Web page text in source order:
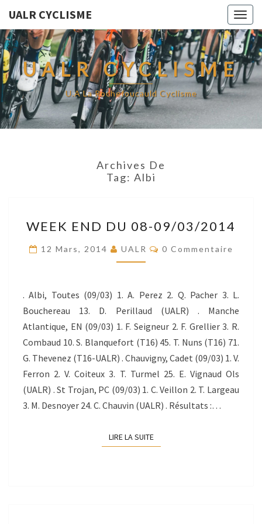
UALR CYCLISME
UALR CYCLISME
U.A La Rochefoucauld Cyclisme
Archives De
Tag: Albi
END
DU
08-
WEEK END DU 08-09/03/2014
12 Mars, 2014 UALR Commentaires
0 Commentaire
. Albi, Toutes (09/03) 1. A. Perez 2. Q. Pacher 3. L.
Bouchereau 13. D. Perillaud (UALR) . Manche
Atlantique, EN (09/03) 1. F. Seigneur 2. F. Grellier 3. R.
Combaud 10. S. Blanquefort (T16) 45. T. Nuns (T16) 71.
G. Thevenez (T16-UALR) . Chauvigny, Cadet (09/03) 1. V.
Ferron 2. V. Coiteux 3. T. Turmel 25. E. Vignaud Ols
(UALR) . St Trojan, PC (09/03) 1. C. Veillon 2. T. Largeau
3. M. Desnoyer 24. C. Chauvin (UALR) . Résultats :…
LIRE LA SUITELIRE LA SUITE